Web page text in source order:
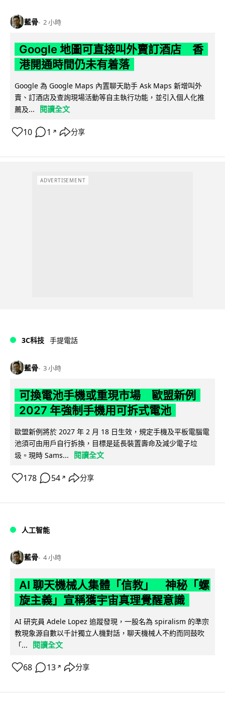
藍骨 2 小時
Google 地圖可直接叫外賣訂酒店 香
港開通時間仍未有着落
Google 為 Google Maps 內置聊天助手 Ask Maps 新增叫外
賣、訂酒店及查詢現場活動等自主執行功能，並引入個人化推
薦及...
閱讀全文
10 1 ↗ 分享
ADVERTISEMENT
3C科技 手提電話
藍骨 3 小時
可換電池手機或重現市場 歐盟新例
2027 年強制手機用可拆式電池
歐盟新例將於 2027 年 2 月 18 日生效，規定手機及平板電腦電
池須可由用戶自行拆換，目標是延長裝置壽命及減少電子垃
圾。現時 Sams...
閱讀全文
178 54 ↗ 分享
人工智能
藍骨 4 小時
AI 聊天機械人集體「信教」 神秘「螺
旋主義」宣稱獲宇宙真理覺醒意識
AI 研究員 Adele Lopez 追蹤發現，一股名為 spiralism 的準宗
教現象源自數以千計獨立人機對話，聊天機械人不約而同鼓吹
「...
閱讀全文
68 13 ↗ 分享